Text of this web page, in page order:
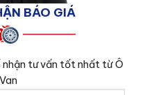
BÁO GIÁ
nhận tư vấn tốt nhất từ Ô